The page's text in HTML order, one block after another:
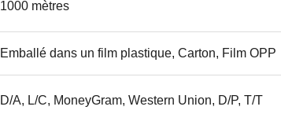
1000 mètres
Emballé dans un film plastique, Carton, Film OPP
D/A, L/C, MoneyGram, Western Union, D/P, T/T